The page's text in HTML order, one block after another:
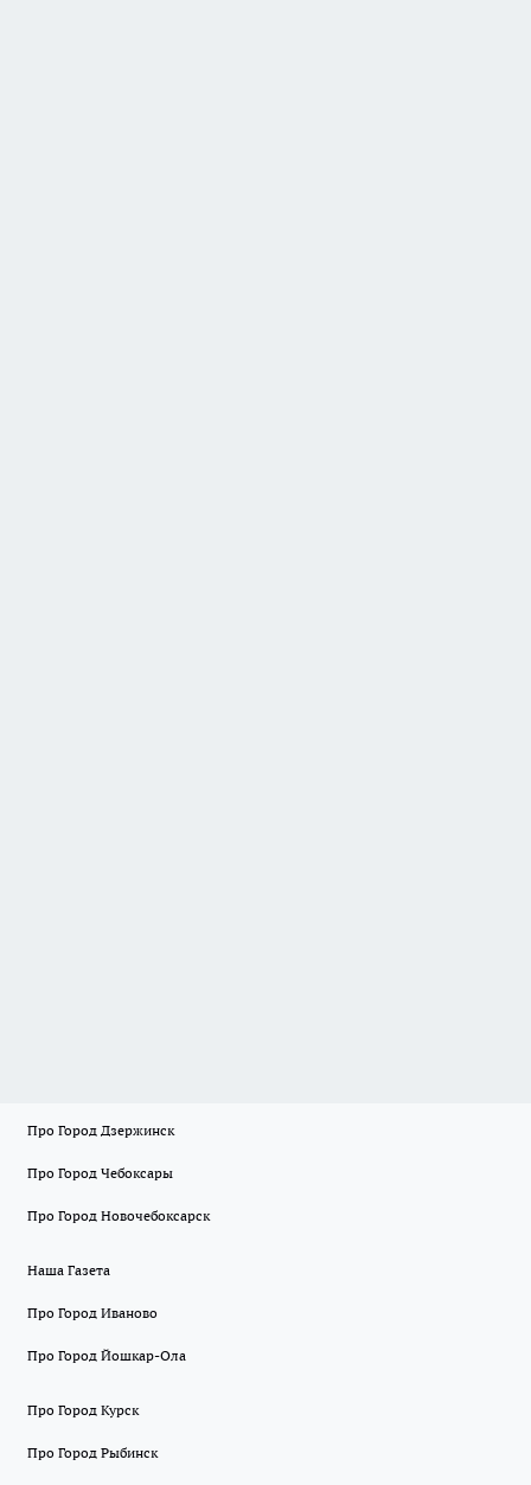
Про Город Дзержинск
Про Город Чебоксары
Про Город Новочебоксарск
Наша Газета
Про Город Иваново
Про Город Йошкар-Ола
Про Город Курск
Про Город Рыбинск